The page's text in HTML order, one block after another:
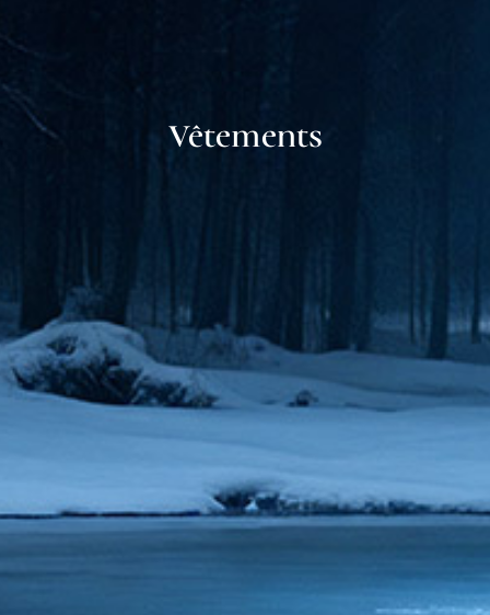
Vêtements